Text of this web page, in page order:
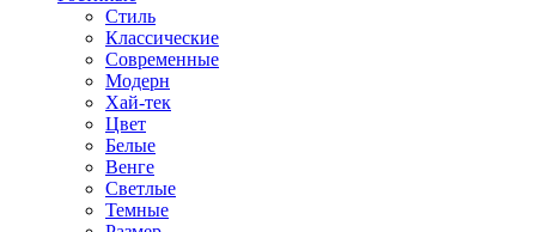
Стиль
Классические
Современные
Модерн
Хай-тек
Цвет
Белые
Венге
Светлые
Темные